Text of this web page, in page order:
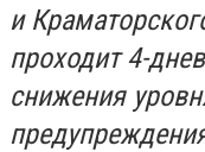
и
проходит 4-
снижения